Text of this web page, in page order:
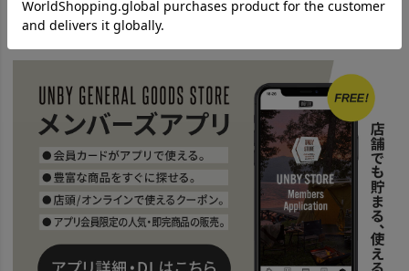
news AS2OVの人気コンテナボックス。新作入荷！
news AS2OVのローバーチェアのオプション新作ウォールポケット
news POLYCARBONATEシリーズ